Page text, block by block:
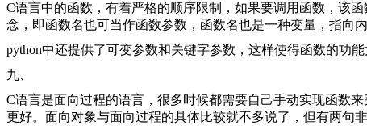
C语言中的函数，有着严格的顺序限制，如果要调用函数，该
念，即函数名也可当作函数参数，函数名也是一种变量，指向
python中还提供了可变参数和关键字参数，这样使得函数的功
九、
C语言是面向过程的语言，很多时候都需要自己手动实现函数
更好。面向对象与面向过程的具体比较就不多说了，但有两句